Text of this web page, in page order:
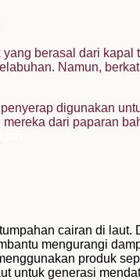
berasal dari
Namun,
digunakan
dari paparan
cairan di
mengurangi
produk
untuk generasi